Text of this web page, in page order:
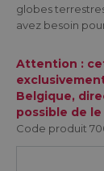
globes
avez besoin
Attention :
Belgique,
possible de
Code produit